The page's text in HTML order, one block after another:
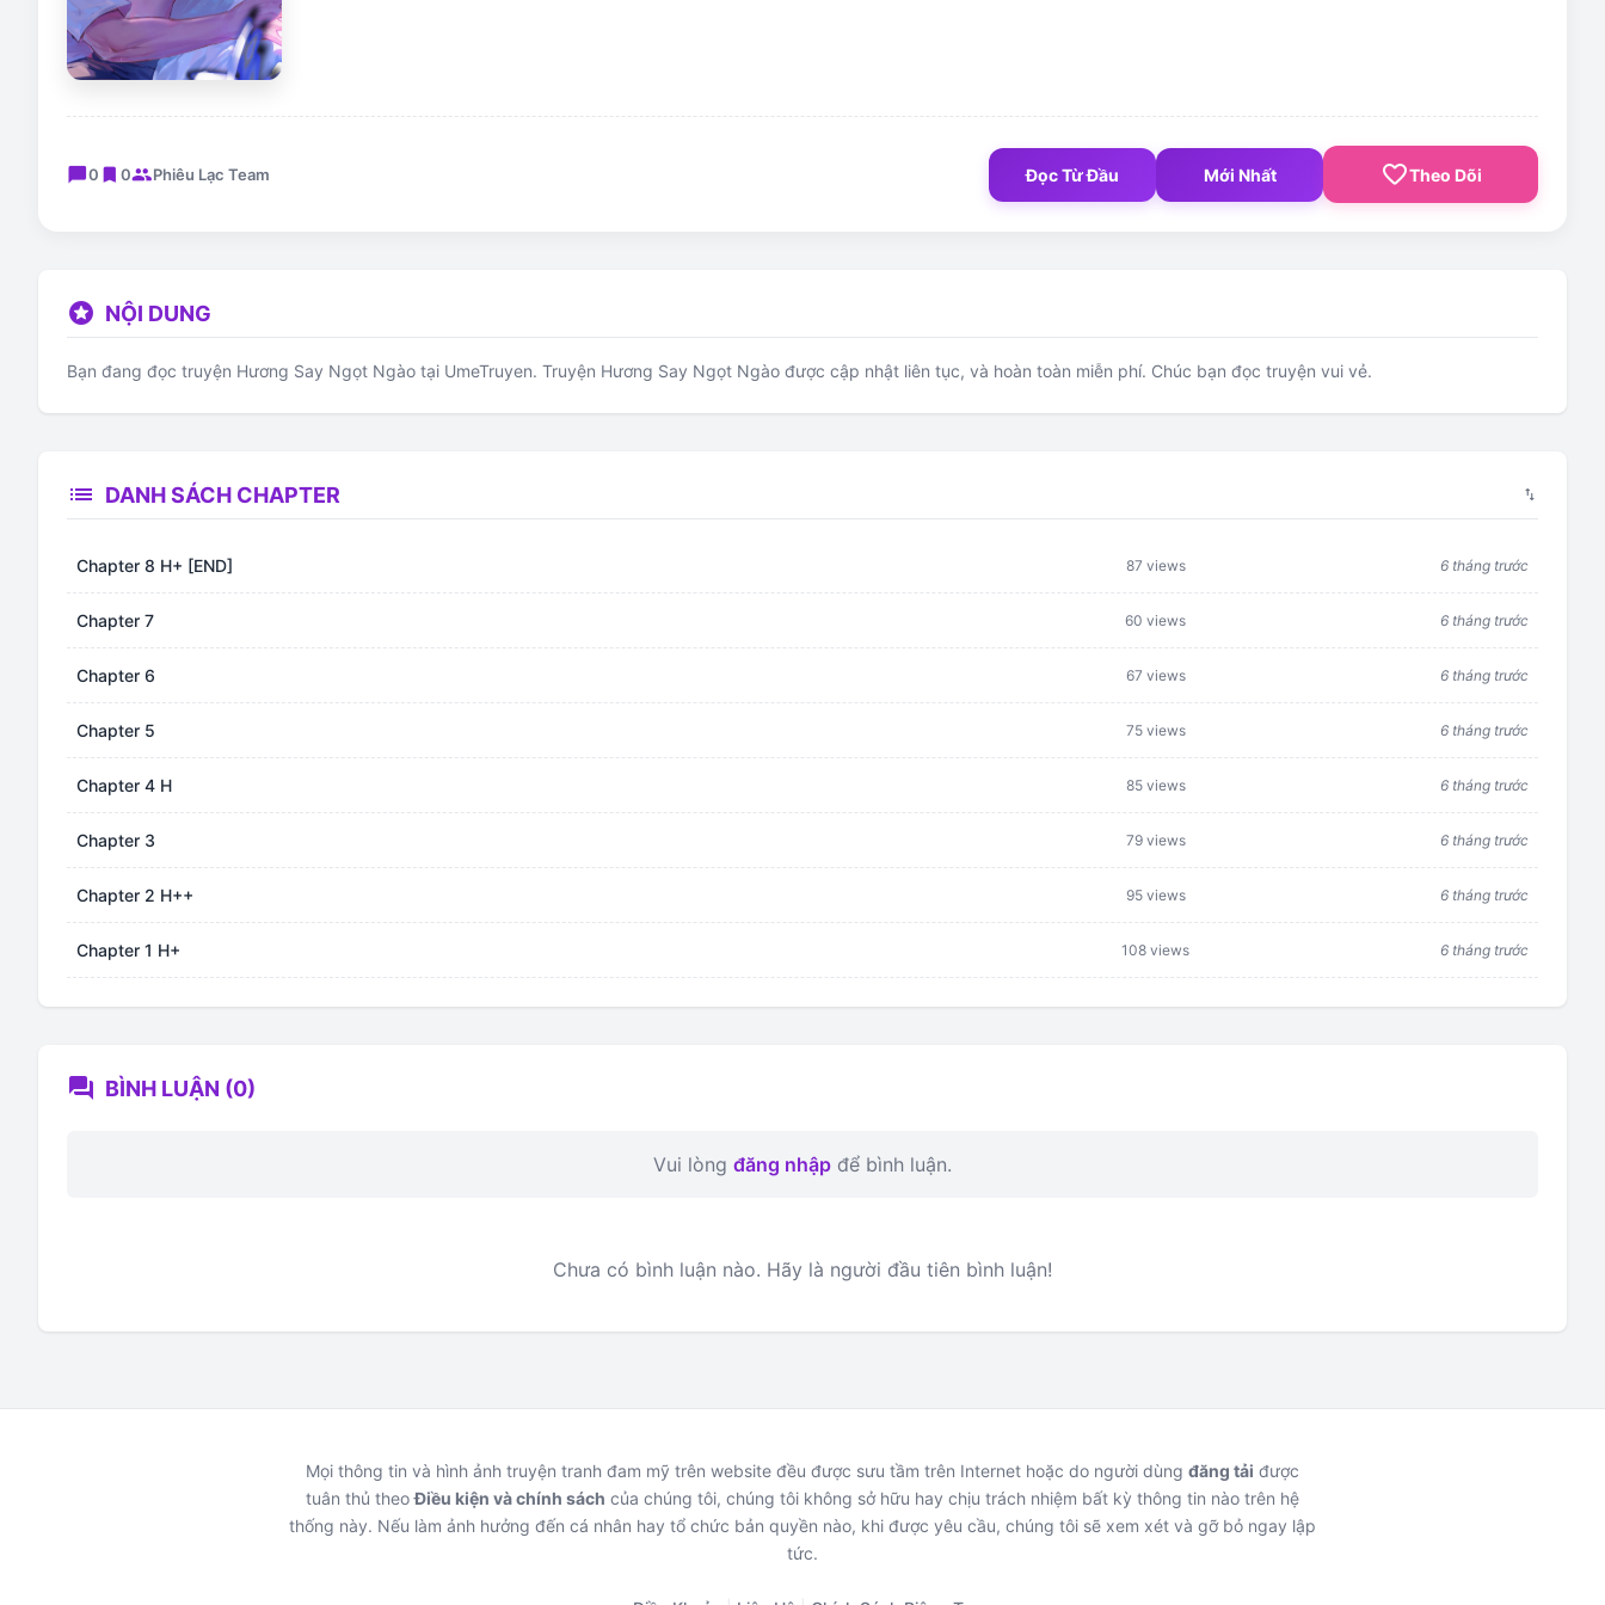
chat_bubble0 bookmark 0groupPhiêu Lạc Team Đọc Từ Đầu Mới Nhất favorite_borderTheo Dõi
stars NỘI DUNG
Bạn đang đọc truyện Hương Say Ngọt Ngào tại UmeTruyen. Truyện Hương Say Ngọt Ngào được cập nhật liên tục, và hoàn toàn miễn phí. Chúc bạn đọc truyện vui vẻ.
list DANH SÁCH CHAPTER swap_vert
Chapter 8 H+ [END] 87 views 6 tháng trước
Chapter 7 60 views 6 tháng trước
Chapter 6 67 views 6 tháng trước
Chapter 5 75 views 6 tháng trước
Chapter 4 H 85 views 6 tháng trước
Chapter 3 79 views 6 tháng trước
Chapter 2 H++ 95 views 6 tháng trước
Chapter 1 H+ 108 views 6 tháng trước
forum BÌNH LUẬN (0)
Vui lòng đăng nhập để bình luận.
Chưa có bình luận nào. Hãy là người đầu tiên bình luận!
Mọi thông tin và hình ảnh truyện tranh đam mỹ trên website đều được sưu tầm trên Internet hoặc do người dùng đăng tải được
tuân thủ theoĐiều kiện và chính sách của chúng tôi, chúng tôi không sở hữu hay chịu trách nhiệm bất kỳ thông tin nào trên hệ
thống này. Nếu làm ảnh hưởng đến cá nhân hay tổ chức bản quyền nào, khi được yêu cầu, chúng tôi sẽ xem xét và gỡ bỏ ngay lập
tức.